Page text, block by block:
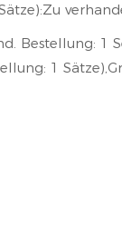
Bestellung: 1
1